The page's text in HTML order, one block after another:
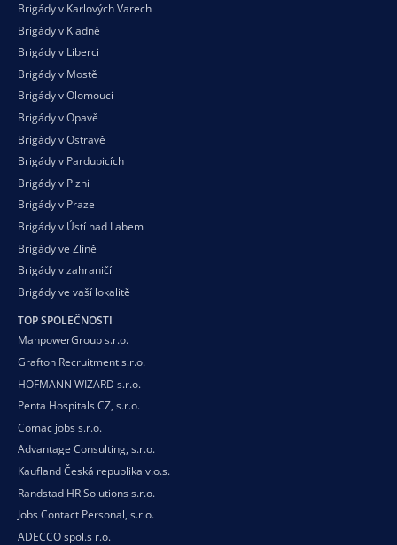
Brigády v Karlových Varech
Brigády v Kladně
Brigády v Liberci
Brigády v Mostě
Brigády v Olomouci
Brigády v Opavě
Brigády v Ostravě
Brigády v Pardubicích
Brigády v Plzni
Brigády v Praze
Brigády v Ústí nad Labem
Brigády ve Zlíně
Brigády v zahraničí
Brigády ve vaší lokalitě
TOP SPOLEČNOSTI
ManpowerGroup s.r.o.
Grafton Recruitment s.r.o.
HOFMANN WIZARD s.r.o.
Penta Hospitals CZ, s.r.o.
Comac jobs s.r.o.
Advantage Consulting, s.r.o.
Kaufland Česká republika v.o.s.
Randstad HR Solutions s.r.o.
Jobs Contact Personal, s.r.o.
ADECCO spol.s r.o.